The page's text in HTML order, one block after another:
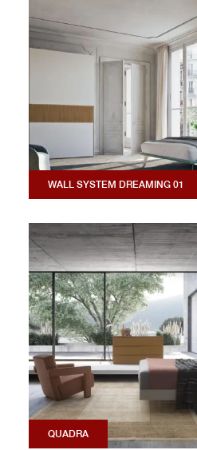
WALL SYSTEM DREAMING 01
QUADRA